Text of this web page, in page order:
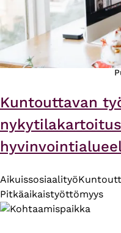
Kuntouttavan
Aikuissosiaalityö
Pitkäaikaistyöttömyys